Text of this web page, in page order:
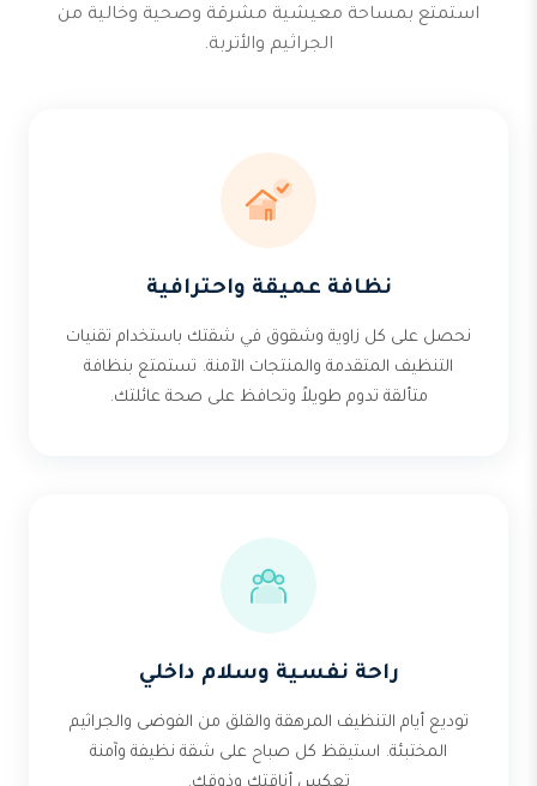
استمتع بمساحة معيشية مشرقة وصحية وخالية من
الجراثيم والأتربة.
نظافة عميقة واحترافية
نحصل على كل زاوية وشقوق في شقتك باستخدام تقنيات
التنظيف المتقدمة والمنتجات الآمنة. تستمتع بنظافة
متألقة تدوم طويلاً وتحافظ على صحة عائلتك.
راحة نفسية وسلام داخلي
توديع أيام التنظيف المرهقة والقلق من الفوضى والجراثيم
المختبئة. استيقظ كل صباح على شقة نظيفة وآمنة